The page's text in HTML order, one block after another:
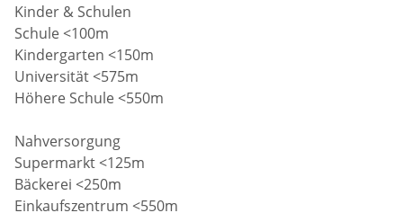
Kinder & Schulen
Schule <100m
Kindergarten <150m
Universität <575m
Höhere Schule <550m
Nahversorgung
Supermarkt <125m
Bäckerei <250m
Einkaufszentrum <550m